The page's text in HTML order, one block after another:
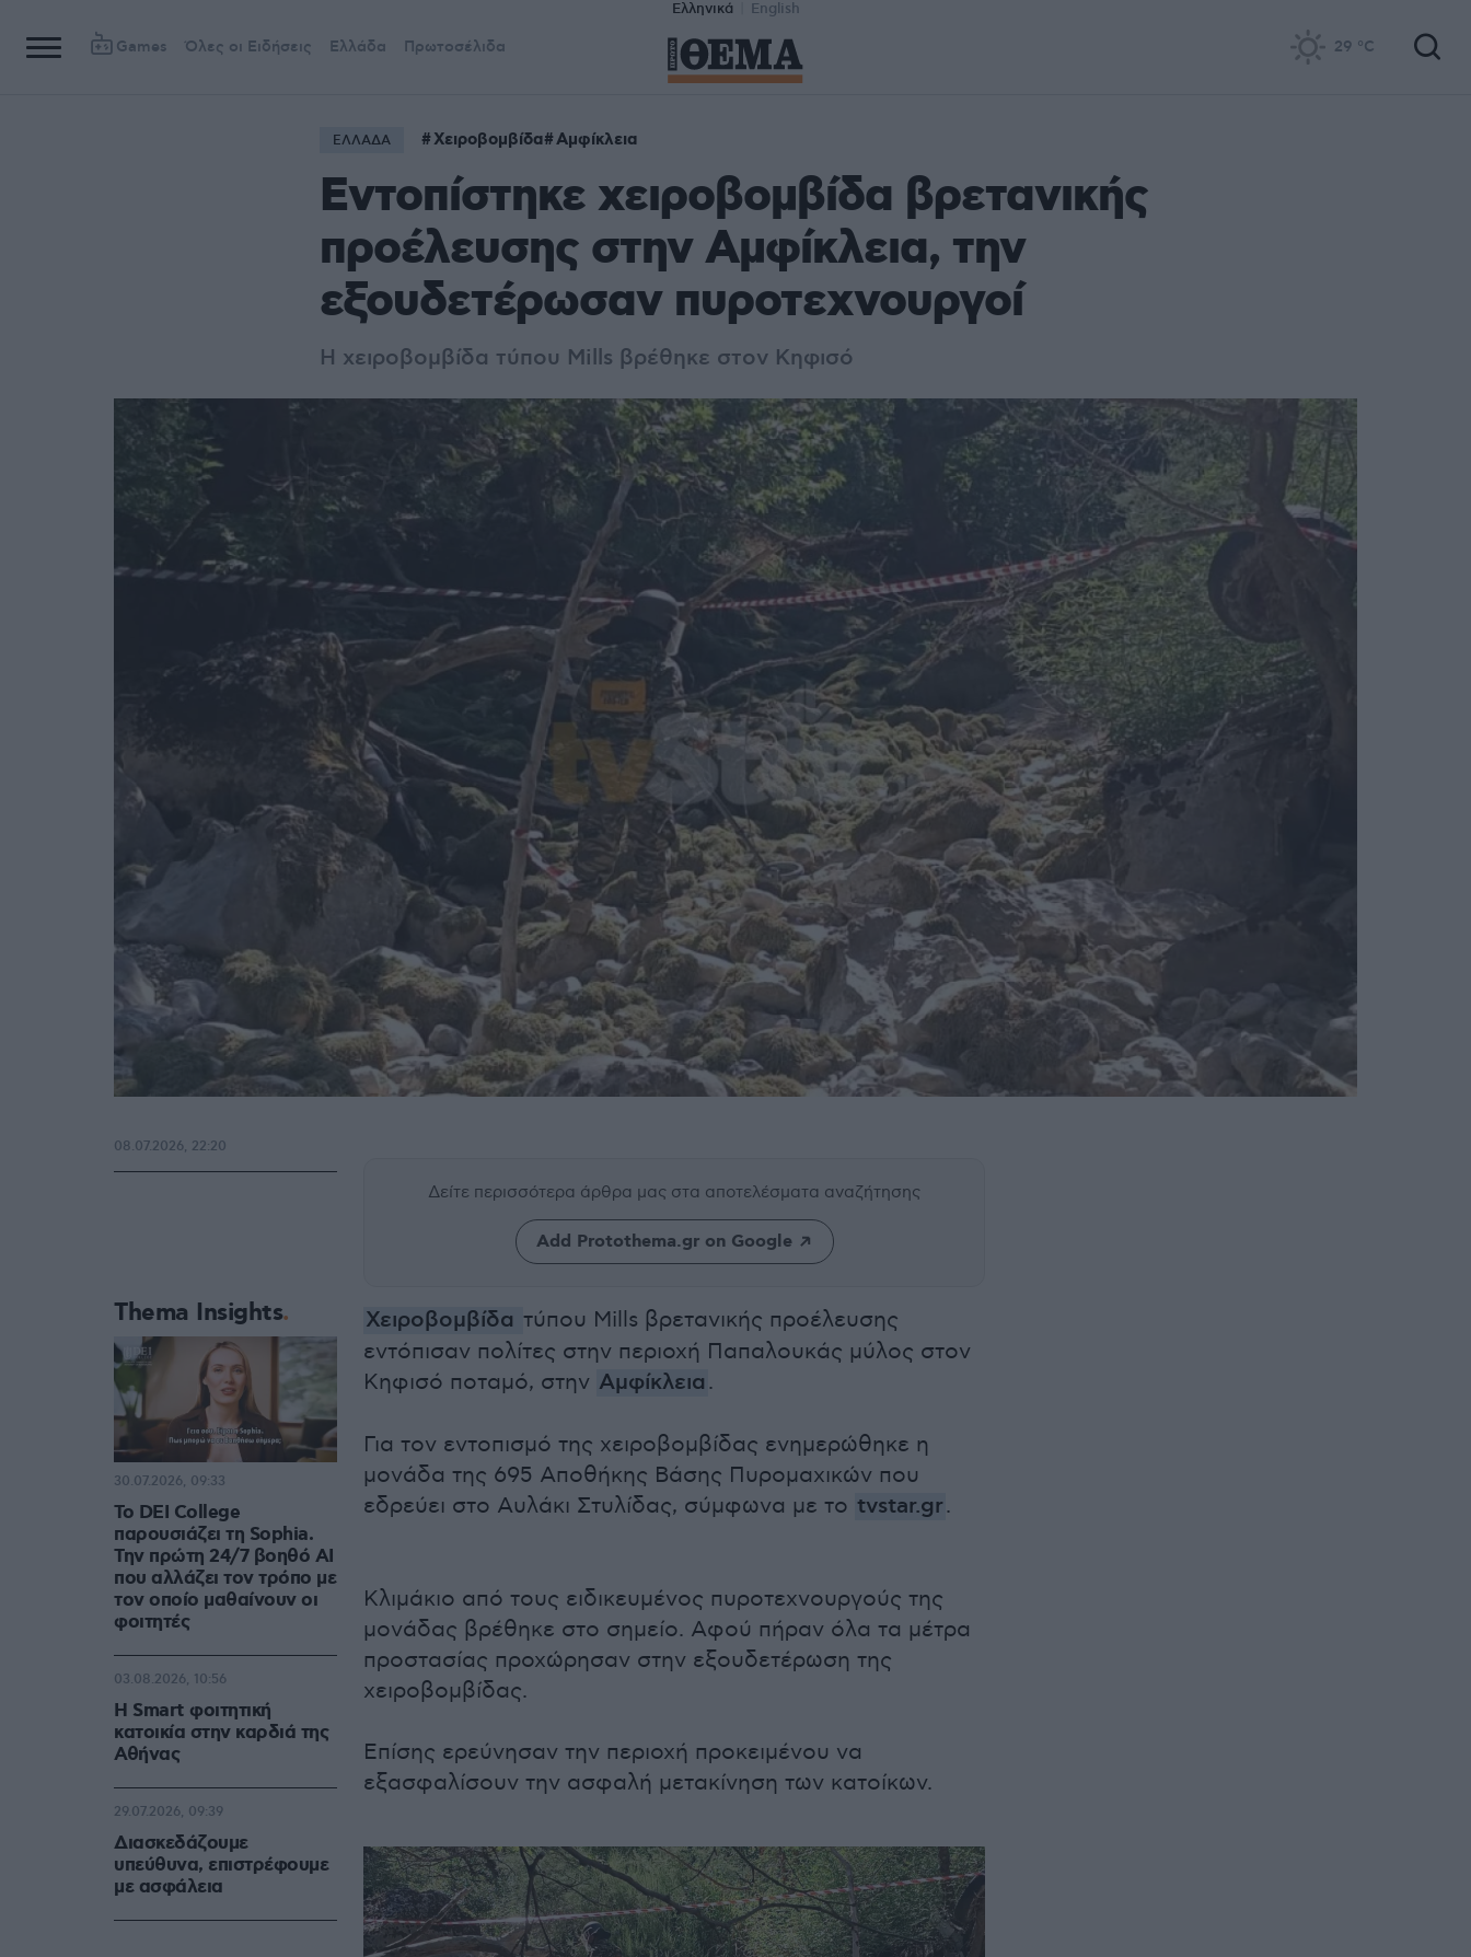
Ελληνικά English
Games Όλες οι Ειδήσεις Ελλάδα Πρωτοσέλιδα 29 °C
ΕΛΛΑΔΑ Χειροβομβίδα Αμφίκλεια
Εντοπίστηκε χειροβομβίδα βρετανικής
προέλευσης στην Αμφίκλεια, την
εξουδετέρωσαν πυροτεχνουργοί
Η χειροβομβίδα τύπου Mills βρέθηκε στον Κηφισό
Δείτε περισσότερα άρθρα μας στα αποτελέσματα αναζήτησης
Add Protothema.gr on Google
Χειροβομβίδα τύπου Mills βρετανικής προέλευσης
εντόπισαν πολίτες στην περιοχή Παπαλουκάς μύλος στον
Κηφισό ποταμό, στην Αμφίκλεια .
Για τον εντοπισμό της χειροβομβίδας ενημερώθηκε η
μονάδα της 695 Αποθήκης Βάσης Πυρομαχικών που
εδρεύει στο Αυλάκι Στυλίδας, σύμφωνα με το tvstar.gr.
Κλιμάκιο από τους ειδικευμένος πυροτεχνουργούς της
μονάδας βρέθηκε στο σημείο. Αφού πήραν όλα τα μέτρα
προστασίας προχώρησαν στην εξουδετέρωση της
χειροβομβίδας.
Επίσης ερεύνησαν την περιοχή προκειμένου να
εξασφαλίσουν την ασφαλή μετακίνηση των κατοίκων.
08.07.2026, 22:20
Thema Insights
Το DEI College
παρουσιάζει τη Sophia.
Την πρώτη 24/7 βοηθό AI
που αλλάζει τον τρόπο με
τον οποίο μαθαίνουν οι
φοιτητές
30.07.2026, 09:33
Η Smart φοιτητική
κατοικία στην καρδιά της
Αθήνας
03.08.2026, 10:56
Διασκεδάζουμε
υπεύθυνα, επιστρέφουμε
με ασφάλεια
29.07.2026, 09:39